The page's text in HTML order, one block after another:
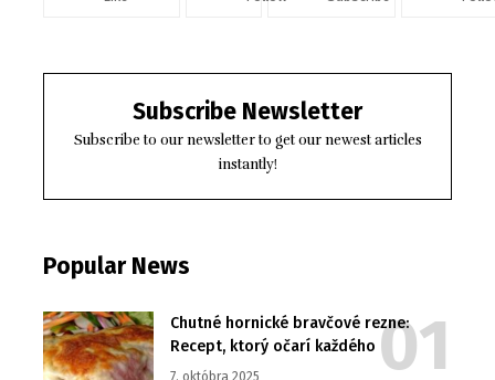
Subscribe Newsletter
Subscribe to our newsletter to get our newest articles
instantly!
Popular News
Chutné hornické bravčové rezne:
Recept, ktorý očarí každého
7. októbra 2025